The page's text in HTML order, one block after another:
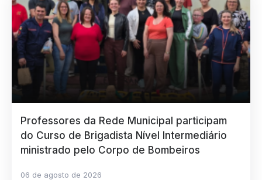
Professores da Rede Municipal participam
do Curso de Brigadista Nível Intermediário
ministrado pelo Corpo de Bombeiros
06 de agosto de 2026